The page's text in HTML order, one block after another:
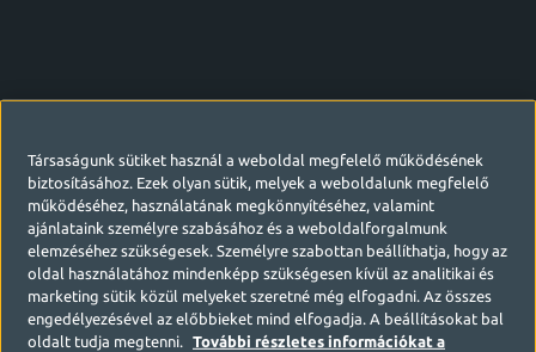
Társaságunk sütiket használ a weboldal megfelelő működésének
biztosításához. Ezek olyan sütik, melyek a weboldalunk megfelelő
működéséhez, használatának megkönnyítéséhez, valamint
ajánlataink személyre szabásához és a weboldalforgalmunk
elemzéséhez szükségesek. Személyre szabottan beállíthatja, hogy az
oldal használatához mindenképp szükségesen kívül az analitikai és
marketing sütik közül melyeket szeretné még elfogadni. Az összes
engedélyezésével az előbbieket mind elfogadja. A beállításokat bal
oldalt tudja megtenni.
További részletes információkat a